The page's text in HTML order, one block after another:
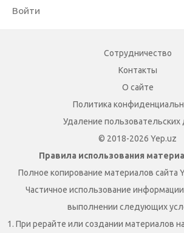
Войти
Сотрудничество
Контакты
О сайте
Политика
Удаление пользовательских
© 2018-2026 Yep.uz
Правила использования
Полное копирование материалов сайта
Частичное использование
выполнении следующих
1. При рерайте или создании материалов